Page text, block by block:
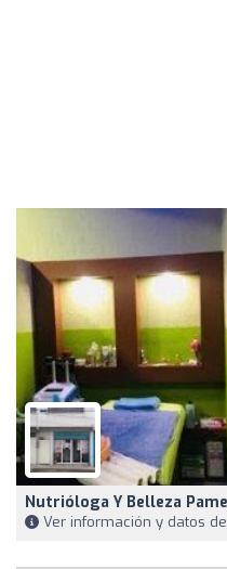
Nutrióloga Y Belleza
Ver información y datos